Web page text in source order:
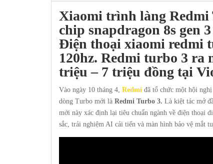
Xiaomi trình làng Redmi
chip snapdragon 8s gen 3
Điện thoại xiaomi redmi
120hz. Redmi turbo 3 ra
triệu – 7 triệu đồng tại
Vào ngày 10 tháng 4, Redmi đã tổ chức một hội
dòng Turbo mới là Redmi Turbo 3. Là kiệt tác mở
mới này xác định lại tiêu chuẩn ngành về điện thoại
sắc, trải nghiệm AI cải tiến và màn hình bảo vệ mắt